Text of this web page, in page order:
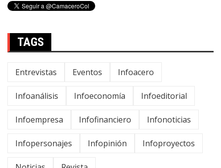
TAGS
Entrevistas Eventos Infoacero
Infoanálisis Infoeconomía Infoeditorial
Infoempresa Infofinanciero Infonoticias
Infopersonajes Infopinión Infoproyectos